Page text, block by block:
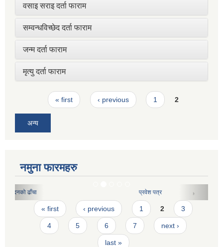
वसाइ सराइ दर्ता फाराम
सम्वन्धविच्छेद दर्ता फाराम
जन्म दर्ता फाराम
मृत्यु दर्ता फाराम
Pages« first ‹ previous 1 2
अन्य
नमुना फारमहरु
प्रवेश पत्र
Pages
« first ‹ previous 1 2 3
4 5 6 7 next ›
last »